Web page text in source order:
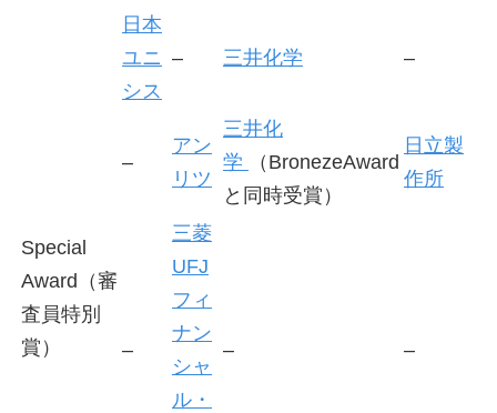
日本
ユニ
シス
– 三井化学 –
Special
Award（審
査員特別
賞）
–
アン
リツ
三井化
学
（BronezeAward
と同時受賞）
日立製
作所
–
三菱
UFJ
フィ
ナン
シャ
ル・
– –